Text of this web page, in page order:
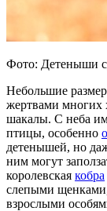
Фото: Детеныши
Небольшие
жертвами многих
шакалы. С неба
птицы, особенно
детенышей, но
ним могут
королевская кобра
слепыми
взрослыми